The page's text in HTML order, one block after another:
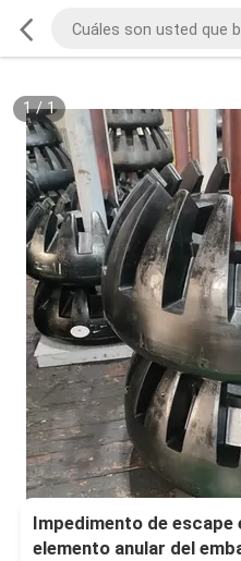
1/1
Impedimento de escape
elemento anular del